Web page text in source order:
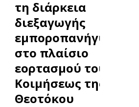
τη διάρκεια
διεξαγωγής
εμποροπανήγυρης,
στο πλαίσιο
εορτασμού του Ι.Ν.
Κοιμήσεως της
Θεοτόκου